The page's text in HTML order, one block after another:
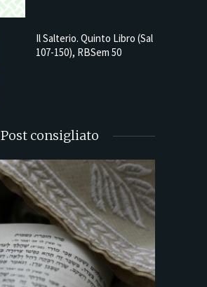
Il Salterio. Quinto Libro (Sal
107-150), RBSem 50
Post consigliato